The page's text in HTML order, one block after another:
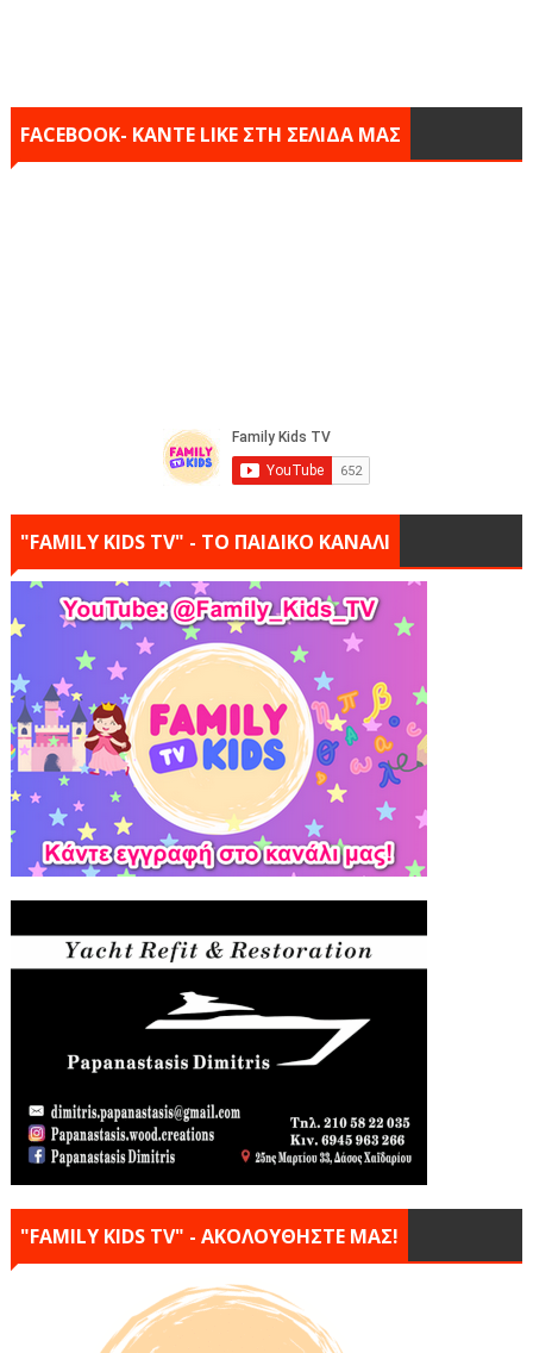
FACEBOOK- KANTE LIKE ΣΤΗ ΣΕΛΙΔΑ ΜΑΣ
"FAMILY KIDS TV" - ΤΟ ΠΑΙΔΙΚΟ ΚΑΝΑΛΙ
"FAMILY KIDS TV" - ΑΚΟΛΟΥΘΗΣΤΕ ΜΑΣ!